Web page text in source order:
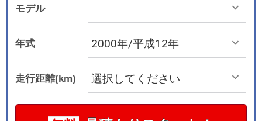
モデル
年式
走行距離(km)